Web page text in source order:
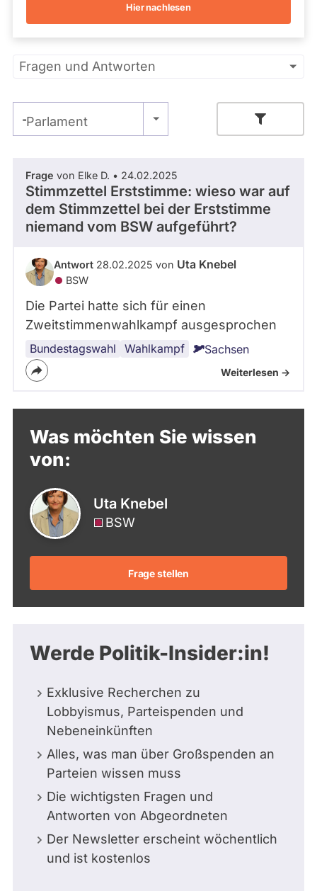
Kandidaturen
und
Mandaten
nicht
berücksichtigt.
Hier nachlesen
Primäre
Fragen und Antworten
Parlament
- Alle -
Thema
- Alle -
Antwort Status
- Alle -
Frage von Elke D. • 24.02.2025
Stimmzettel Erststimme: wieso war auf
dem Stimmzettel bei der Erststimme
niemand vom BSW aufgeführt?
Antwort 28.02.2025 von Uta Knebel
BSW
Die Partei hatte sich für einen
Zweitstimmenwahlkampf ausgesprochen
Bundestagswahl Wahlkampf
Bündnis
Sahra
Wagenknecht
Sachsen
Weiterlesen ->
Was möchten Sie wissen
von:
Uta Knebel
BSW
Frage stellen
Werde Politik-Insider:in!
Exklusive Recherchen zu
Lobbyismus, Parteispenden und
Nebeneinkünften
Alles, was man über Großspenden an
Parteien wissen muss
Die wichtigsten Fragen und
Antworten von Abgeordneten
Der Newsletter erscheint wöchentlich
und ist kostenlos